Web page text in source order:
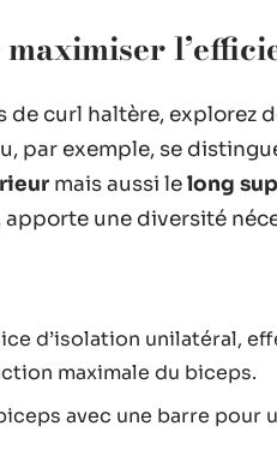
de curl haltère, explorez
par exemple, se
mais aussi lelong
une diversité
d’isolation unilatéral,
maximale du biceps.
avec une barre pour